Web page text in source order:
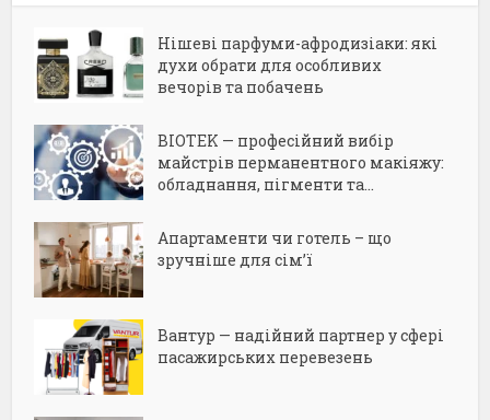
Нішеві парфуми-афродизіаки: які
духи обрати для особливих
вечорів та побачень
BIOTEK — професійний вибір
майстрів перманентного макіяжу:
обладнання, пігменти та...
Апартаменти чи готель – що
зручніше для сім’ї
Вантур — надійний партнер у сфері
пасажирських перевезень